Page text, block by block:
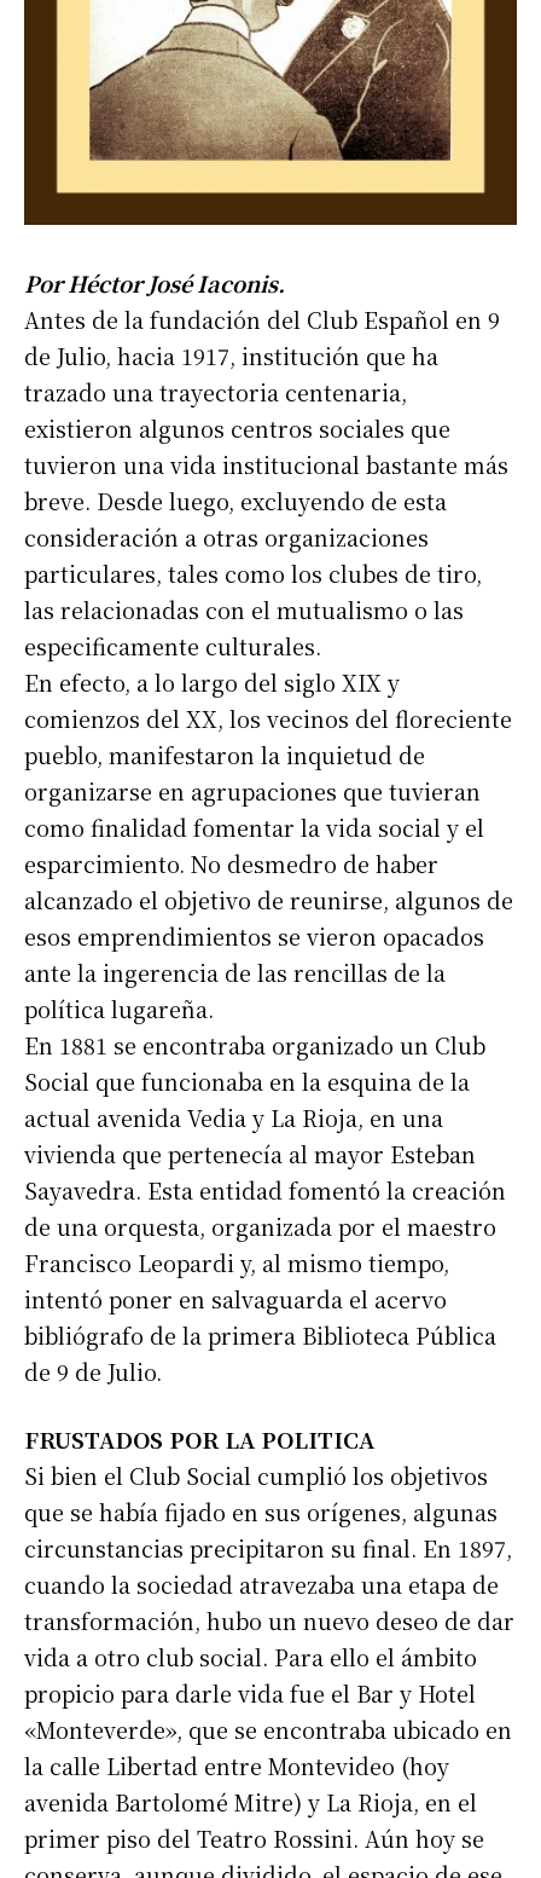
Por Héctor José Iaconis.
Antes de la fundación del Club Español en 9
de Julio, hacia 1917, institución que ha
trazado una trayectoria centenaria,
existieron algunos centros sociales que
tuvieron una vida institucional bastante más
breve. Desde luego, excluyendo de esta
consideración a otras organizaciones
particulares, tales como los clubes de tiro,
las relacionadas con el mutualismo o las
especificamente culturales.
En efecto, a lo largo del siglo XIX y
comienzos del XX, los vecinos del floreciente
pueblo, manifestaron la inquietud de
organizarse en agrupaciones que tuvieran
como finalidad fomentar la vida social y el
esparcimiento. No desmedro de haber
alcanzado el objetivo de reunirse, algunos de
esos emprendimientos se vieron opacados
ante la ingerencia de las rencillas de la
política lugareña.
En 1881 se encontraba organizado un Club
Social que funcionaba en la esquina de la
actual avenida Vedia y La Rioja, en una
vivienda que pertenecía al mayor Esteban
Sayavedra. Esta entidad fomentó la creación
de una orquesta, organizada por el maestro
Francisco Leopardi y, al mismo tiempo,
intentó poner en salvaguarda el acervo
bibliógrafo de la primera Biblioteca Pública
de 9 de Julio.
FRUSTADOS POR LA POLITICA
Si bien el Club Social cumplió los objetivos
que se había fijado en sus orígenes, algunas
circunstancias precipitaron su final. En 1897,
cuando la sociedad atravezaba una etapa de
transformación, hubo un nuevo deseo de dar
vida a otro club social. Para ello el ámbito
propicio para darle vida fue el Bar y Hotel
«Monteverde», que se encontraba ubicado en
la calle Libertad entre Montevideo (hoy
avenida Bartolomé Mitre) y La Rioja, en el
primer piso del Teatro Rossini. Aún hoy se